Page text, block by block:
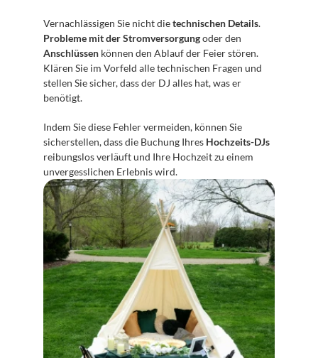
Vernachlässigen Sie nicht die technischen Details
Probleme mit der Stromversorgung
Anschlüssen können den Ablauf der Feier stören.
Klären Sie im Vorfeld alle technischen Fragen und
stellen Sie sicher, dass der DJ alles hat, was er
benötigt.
Indem Sie diese Fehler vermeiden, können Sie
sicherstellen, dass die Buchung Ihres Hochzeits-DJs
reibungslos verläuft und Ihre Hochzeit zu einem
unvergesslichen Erlebnis wird.